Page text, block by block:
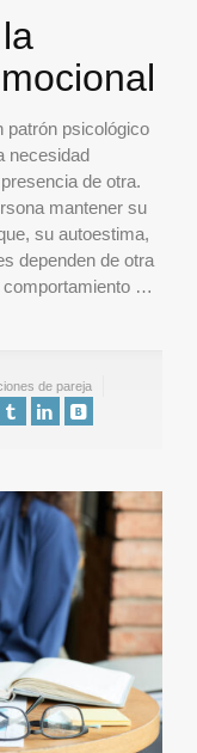
patrón psicológico
necesidad
de otra.
mantener su
su autoestima,
dependen de otra
comportamiento …
de pareja